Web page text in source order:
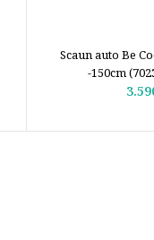
Scaun auto Be
-150cm